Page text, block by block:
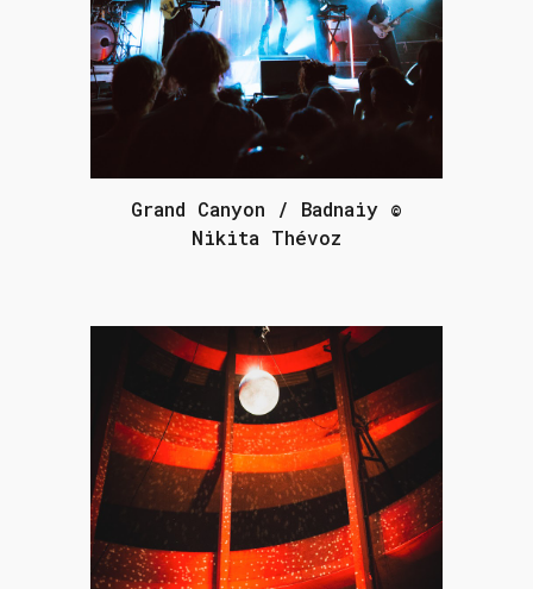
Grand Canyon / Badnaiy ©
Nikita Thévoz